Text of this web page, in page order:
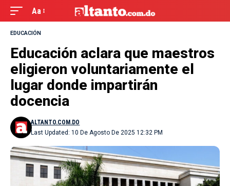
Aa
EDUCACIÓN
Educación aclara que maestros
eligieron voluntariamente el
lugar donde impartirán
docencia
Last Updated: 10 De Agosto De 2025 12:32 PM
ALTANTO.COM.DO